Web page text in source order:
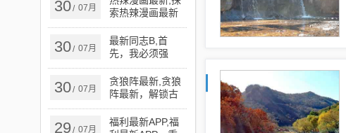
30/ 07月
索热辣漫画最新
趋势，从创作到
受众的全方位解
析
30/ 07月
最新同志B,首
先，我必须强
调，任何涉及色
情、低俗或盈利
内容的信息都是
此，我无法提供
关于最新同志B的
30/ 07月
贪狼阵最新,贪狼
阵最新，解锁古
老阵法的现代应
用与奥秘
29/ 07月
福利最新APP,福